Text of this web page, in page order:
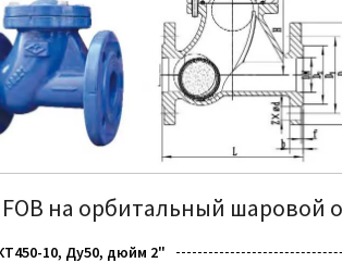
на орбитальный шаровой
10, Ду50, дюйм 2"